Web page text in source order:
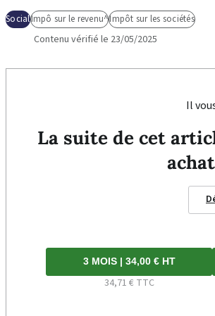
SocialImpô sur le revenu^Impôt sur les sociétés
Contenu vérifié le 23/05/2025
Il
La suite de cet
3 MOIS | 34,00 € HT
34,71 € TTC